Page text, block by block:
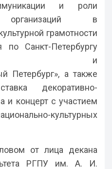
и роли
организаций в
грамотности
по Санкт-Петербургу
и
Петербург», а также
декоративно-
и концерт с участием
культурных
от лица декана
РГПУ им. А. И.